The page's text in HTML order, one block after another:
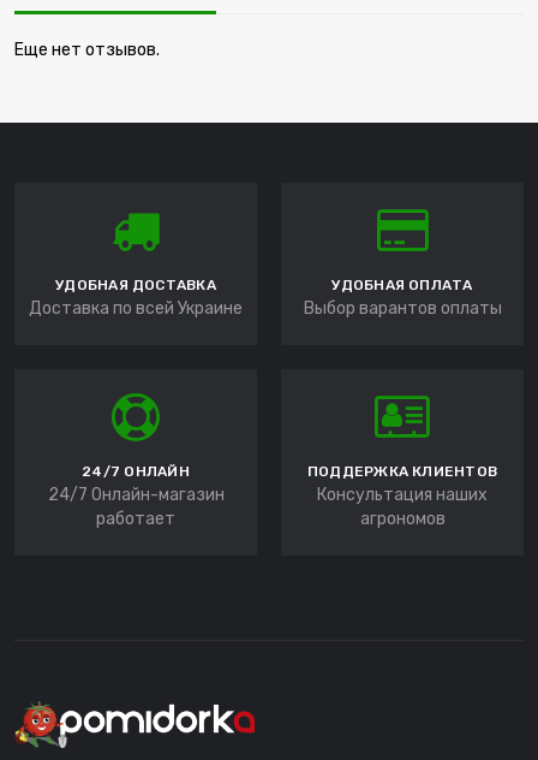
Еще нет отзывов.
УДОБНАЯ ДОСТАВКА
Доставка по всей Украине
УДОБНАЯ ОПЛАТА
Выбор варантов оплаты
24/7 ОНЛАЙН
24/7 Онлайн-магазин
работает
ПОДДЕРЖКА КЛИЕНТОВ
Консультация наших
агрономов